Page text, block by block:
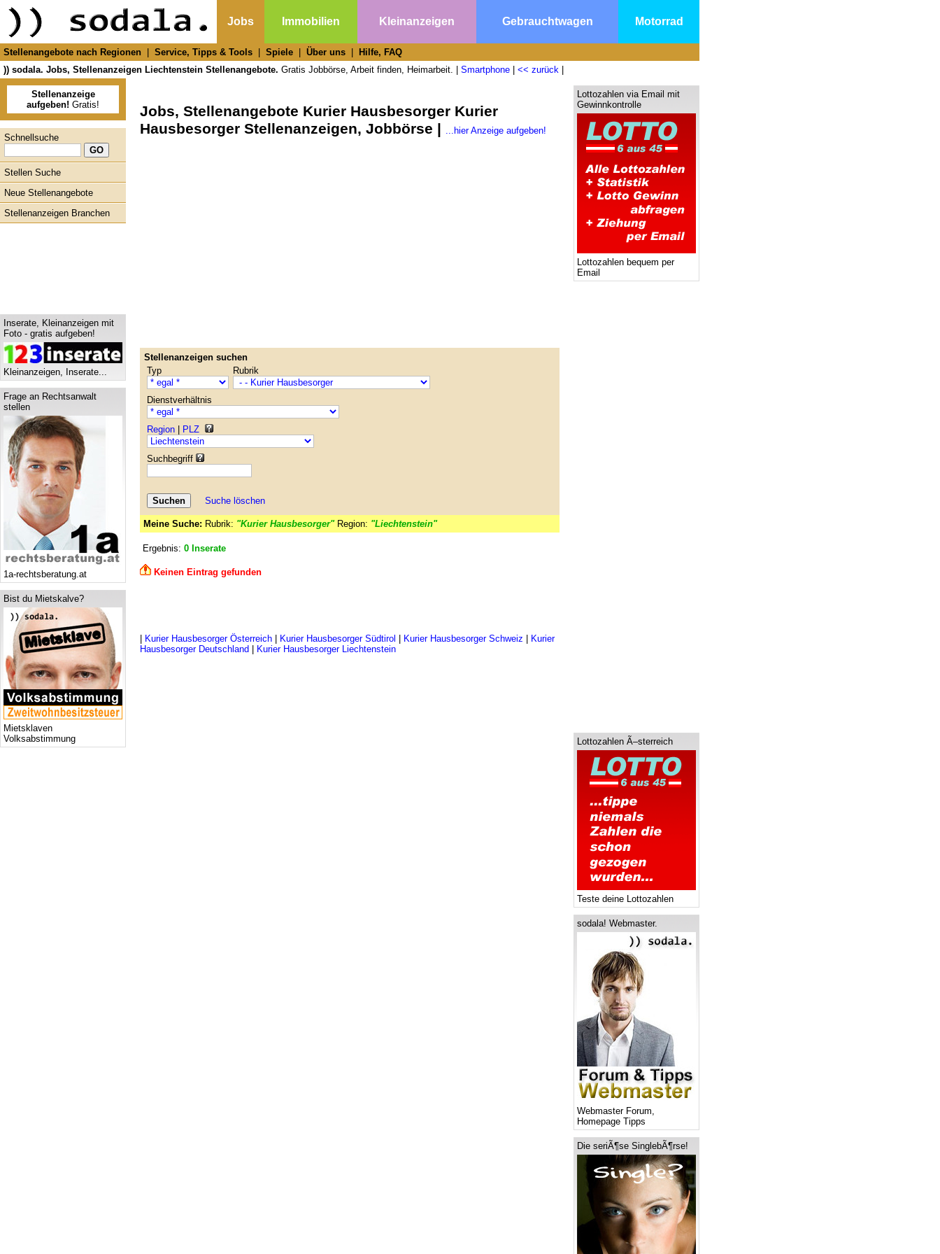
Jobs Immobilien Kleinanzeigen Gebrauchtwagen Motorrad
Stellenangebote nach Regionen Service, Tipps & Tools Spiele Über uns
Hilfe, FAQ
)) sodala. Jobs, Stellenanzeigen Liechtenstein Stellenangebote. Gratis Jobbörse, Arbeit finden, Heimarbeit. | Smartphone << zurück
Stellenanzeige
aufgeben! Gratis!
Schnellsuche
Stellen Suche
Neue Stellenangebote
Stellenanzeigen Branchen
Inserate, Kleinanzeigen mit
Foto - gratis aufgeben!
Kleinanzeigen, Inserate...
Frage an Rechtsanwalt
stellen
1a-rechtsberatung.at
Bist du Mietskalve?
Mietsklaven
Volksabstimmung
Jobs, Stellenangebote Kurier Hausbesorger Kurier
Hausbesorger Stellenanzeigen, Jobbörse | ...hier Anzeige aufgeben!
Stellenanzeigen suchen
Typ
Rubrik
Dienstverhältnis
Region PLZ
Suchbegriff
Suche löschen
Meine Suche: Rubrik: "Kurier Hausbesorger"Region: "Liechtenstein"
Ergebnis: 0 Inserate
Keinen Eintrag gefunden
Kurier Hausbesorger Österreich Kurier Hausbesorger Südtirol Kurier Hausbesorger Schweiz
Kurier
Hausbesorger Deutschland
Kurier Hausbesorger Liechtenstein
Lottozahlen via Email mit
Gewinnkontrolle
Lottozahlen bequem per
Email
Lottozahlen Ã–sterreich
Teste deine Lottozahlen
sodala! Webmaster.
Webmaster Forum,
Homepage Tipps
Die seriÃ¶se SinglebÃ¶rse!